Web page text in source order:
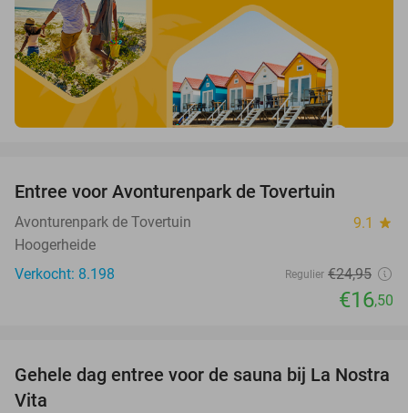
Entree voor Avonturenpark de Tovertuin
Avonturenpark de Tovertuin 9.1 star
Hoogerheide
Verkocht: 8.198
Regulier €24,95
€16,50
30%
Gehele dag entree voor de sauna bij La Nostra
Vita